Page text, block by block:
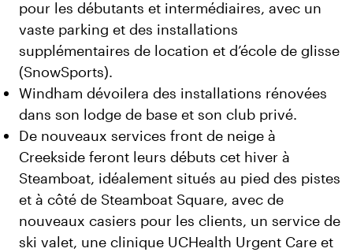
pour les débutants et intermédiaires, avec un
vaste parking et des installations
supplémentaires de location et d’école de glisse
(SnowSports).
Windham dévoilera des installations rénovées
dans son lodge de base et son club privé.
De nouveaux services front de neige à
Creekside feront leurs débuts cet hiver à
Steamboat, idéalement situés au pied des pistes
et à côté de Steamboat Square, avec de
nouveaux casiers pour les clients, un service de
ski valet, une clinique UCHealth Urgent Care et